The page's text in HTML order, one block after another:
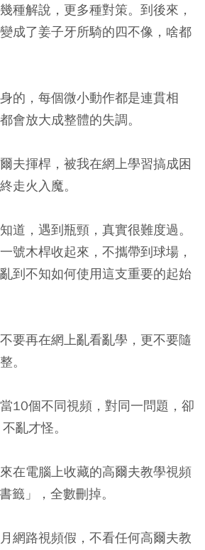
種解說，更多種對策。到後來，
成了姜子牙所騎的四不像，啥都
的，每個微小動作都是連貫相
會放大成整體的失調。
夫揮桿，被我在網上學習搞成困
走火入魔。
道，遇到瓶頸，真實很難度過。
號木桿收起來，不攜帶到球場，
到不知如何使用這支重要的起始
要再在網上亂看亂學，更不要隨
。
10個不同視頻，對同一問題，卻
亂才怪。
在電腦上收藏的高爾夫教學視頻
籤」，全數刪掉。
網路視頻假，不看任何高爾夫教